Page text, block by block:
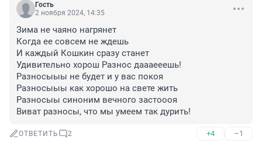
Гость
2 ноября 2024, 14:35
Зима не чаяно нагрянет
Когда ее совсем не ждешь
И каждый Кошкин сразу станет
Удивительно хорош Разнос даааееешь!
Разносыыы не будет и у вас покоя
Разносыыы как хорошо на свете жить
Разносыы синоним вечного застоооя
Виват разносы, что мы умеем так дурить!
ОТВЕТИТЬ 2 +4 –1